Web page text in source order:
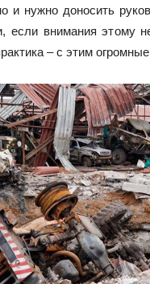
и нужно доносить
если внимания этому
– с этим